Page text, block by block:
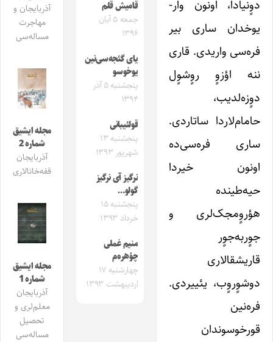
دوٍنیادا، اونون وار-
یوخدان ساری بیر
فره‌سی واریدی. قاری
ننه اؤزوٍ روٍشوٍل
دوٍزه‌لدیب،
حامام‌لاردا ساتاردی.
ساری فره‌سی‌ده
اونون خیردا
حیه‌طینده
هؤروٍمجک‌لری و
جوٍربه‌جوٍر
قاریشقالاری
دوشوٍروٍب، یئییردی.
فره‌نین
قورخوسوندان
قامیش قلم
جمعه ۵ آبان
۱۳۹۶
یای گئجه‌سی‌نین
یوخوسو
پنجشنبه ۵ آذر
۱۳۹۴
قولئیبانی
پنجشنبه ۱۳
شهریور ۱۳۹۳
نرگیز آی نرگیز
گولو…
پنجشنبه ۱۵
خرداد ۱۳۹۳
منیم غملی
چؤهره‌م
چهارشنبه ۱۷
اردیبهشت ۱۳۹۳
آذربایجان و
مهاجرت
مساله‌سی
مجله ایشیق
شماره 2
آذربایجان
قفه‌خانالاری
مجله ایشیق
شماره 1
آذربایجان
معلم‌لری و
تحصیل
مساله‌سی